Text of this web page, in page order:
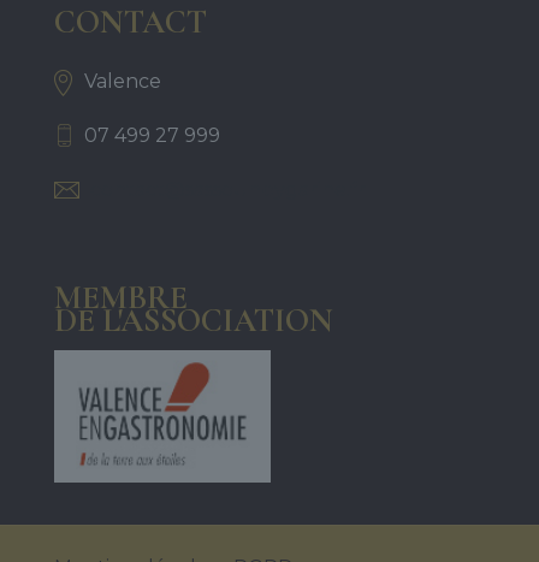
CONTACT
Valence
07 499 27 999
MEMBRE
DE L'ASSOCIATION